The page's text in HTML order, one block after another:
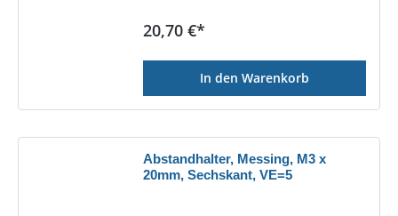
Regulärer Preis:
20,70 €*
In den Warenkorb
Abstandhalter, Messing, M3 x
20mm, Sechskant, VE=5